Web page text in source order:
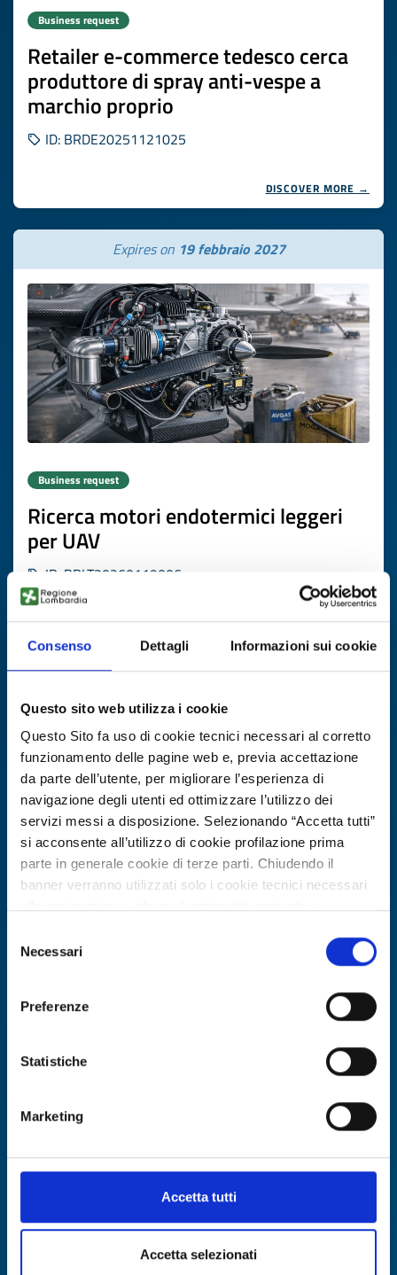
Consenso Dettagli Informazioni sui cookie
Questo sito web utilizza i cookie
Questo Sito fa uso di cookie tecnici necessari al corretto
funzionamento delle pagine web e, previa accettazione
da parte dell’utente, per migliorare l’esperienza di
navigazione degli utenti ed ottimizzare l’utilizzo dei
servizi messi a disposizione. Selezionando “Accetta tutti”
si acconsente all’utilizzo di cookie profilazione prima
parte in generale cookie di terze parti. Chiudendo il
banner verranno utilizzati solo i cookie tecnici necessari
Per conoscere i dettagli, consulta la nostra cookie policy.
https://www.openinnovation.regione.lombardia.it/it/co
https://www.openinnovation.regione.lombardia.it/it/pr
delNecessari
Preferenze
Statistiche
Marketing
Accetta tutti
Accetta selezionati
Business request
Retailer e-commerce tedesco cerca
produttore di spray anti-vespe a
marchio proprio
ID: BRDE20251121025
DISCOVER MORE →
Expires on 19 febbraio 2027
Business request
Ricerca motori endotermici leggeri
per UAV
ID: BRLT20260119006
DISCOVER MORE →
Business request
Agente commerciale belga cerca
produttori esteri in edilizia e arredo
outdoor